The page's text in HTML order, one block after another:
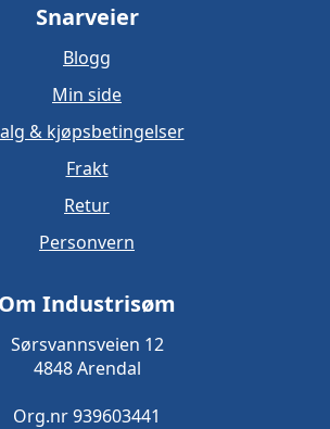
Snarveier
Blogg
Min side
& kjøpsbetingelser
Frakt
Retur
Personvern
Om Industrisøm
Sørsvannsveien 12
4848 Arendal
Org.nr 939603441